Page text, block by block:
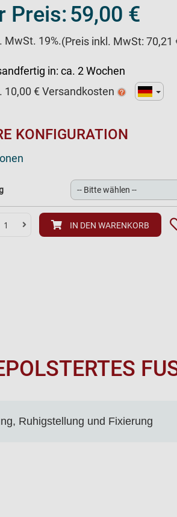
Preis:59,00 €
MwSt. 19%.(Preis inkl. MwSt: 70,21
in: ca. 2 Wochen
10,00 € Versandkosten
KONFIGURATION
IN DEN WARENKORB
Ruhigstellung und Fixierung